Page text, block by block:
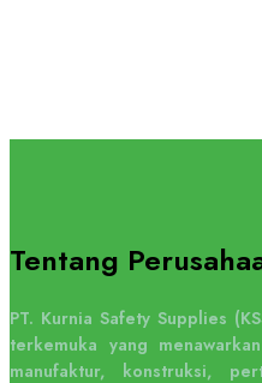
Tentang
PT. Kurnia Safety Supplies
terkemuka yang
manufaktur, konstruksi,